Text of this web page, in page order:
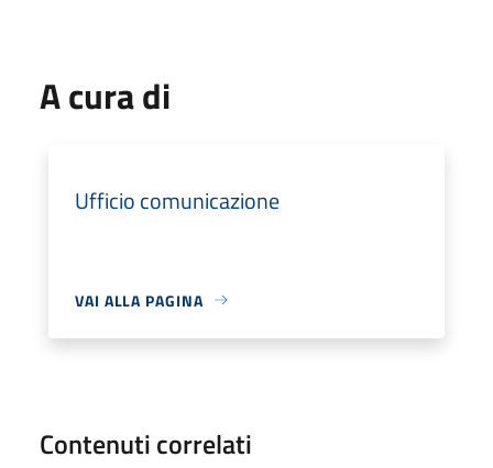
A cura di
Ufficio comunicazione
VAI ALLA PAGINA
Contenuti correlati